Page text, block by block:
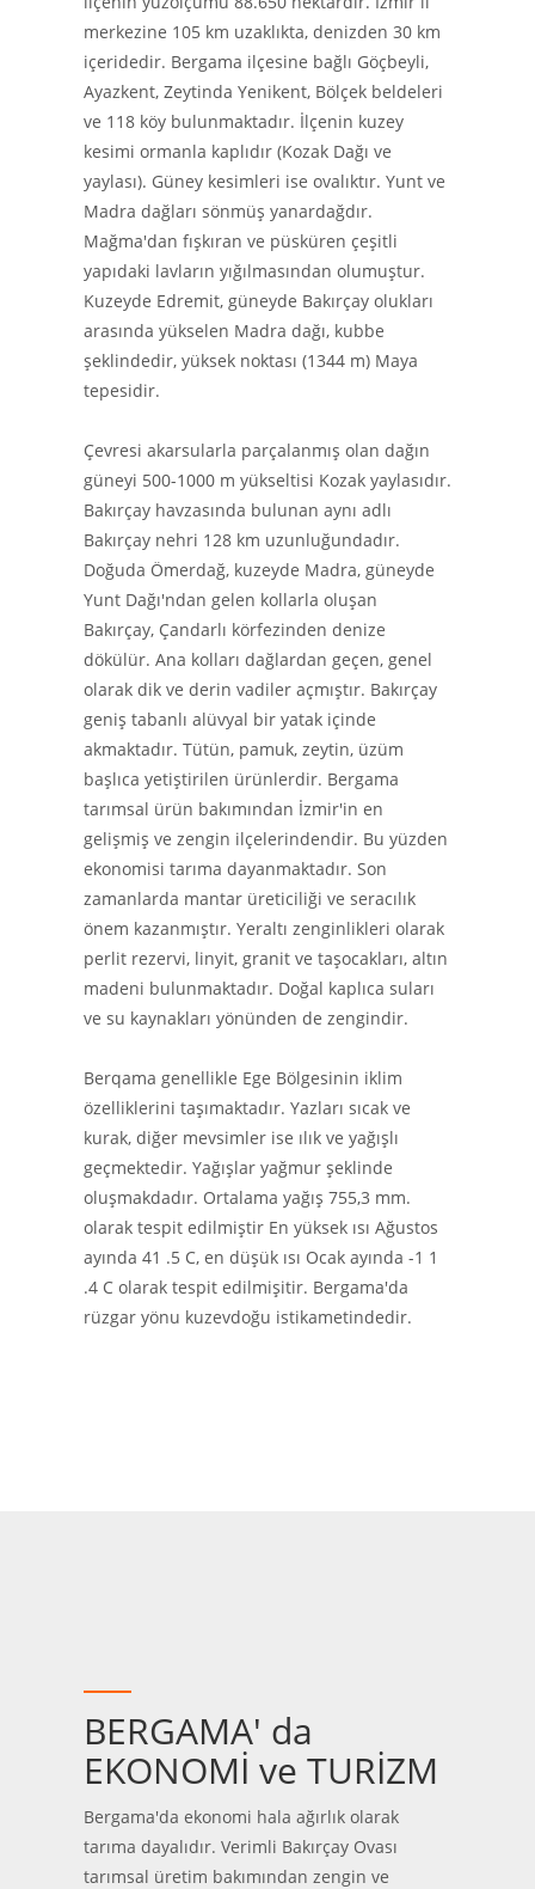
merkezine 105 km uzaklıkta, denizden 30 km
içeridedir. Bergama ilçesine bağlı Göçbeyli,
Ayazkent, Zeytinda Yenikent, Bölçek beldeleri
ve 118 köy bulunmaktadır. İlçenin kuzey
kesimi ormanla kaplıdır (Kozak Dağı ve
yaylası). Güney kesimleri ise ovalıktır. Yunt ve
Madra dağları sönmüş yanardağdır.
Mağma'dan fışkıran ve püsküren çeşitli
yapıdaki lavların yığılmasından olumuştur.
Kuzeyde Edremit, güneyde Bakırçay olukları
arasında yükselen Madra dağı, kubbe
şeklindedir, yüksek noktası (1344 m) Maya
tepesidir.
Çevresi akarsularla parçalanmış olan dağın
güneyi 500-1000 m yükseltisi Kozak yaylasıdır.
Bakırçay havzasında bulunan aynı adlı
Bakırçay nehri 128 km uzunluğundadır.
Doğuda Ömerdağ, kuzeyde Madra, güneyde
Yunt Dağı'ndan gelen kollarla oluşan
Bakırçay, Çandarlı körfezinden denize
dökülür. Ana kolları dağlardan geçen, genel
olarak dik ve derin vadiler açmıştır. Bakırçay
geniş tabanlı alüvyal bir yatak içinde
akmaktadır. Tütün, pamuk, zeytin, üzüm
başlıca yetiştirilen ürünlerdir. Bergama
tarımsal ürün bakımından İzmir'in en
gelişmiş ve zengin ilçelerindendir. Bu yüzden
ekonomisi tarıma dayanmaktadır. Son
zamanlarda mantar üreticiliği ve seracılık
önem kazanmıştır. Yeraltı zenginlikleri olarak
perlit rezervi, linyit, granit ve taşocakları, altın
madeni bulunmaktadır. Doğal kaplıca suları
ve su kaynakları yönünden de zengindir.
Berqama genellikle Ege Bölgesinin iklim
özelliklerini taşımaktadır. Yazları sıcak ve
kurak, diğer mevsimler ise ılık ve yağışlı
geçmektedir. Yağışlar yağmur şeklinde
oluşmakdadır. Ortalama yağış 755,3 mm.
olarak tespit edilmiştir En yüksek ısı Ağustos
ayında 41 .5 C, en düşük ısı Ocak ayında -1 1
.4 C olarak tespit edilmişitir. Bergama'da
rüzgar yönu kuzevdoğu istikametindedir.
BERGAMA' da
EKONOMİ ve TURİZM
Bergama'da ekonomi hala ağırlık olarak
tarıma dayalıdır. Verimli Bakırçay Ovası
tarımsal üretim bakımından zengin ve